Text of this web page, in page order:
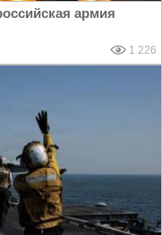
армия
1 226